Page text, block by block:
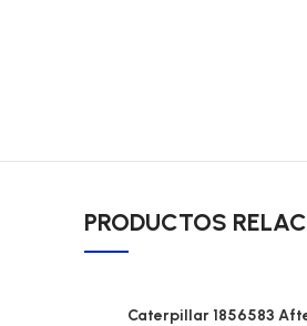
PRODUCTOS
Caterpillar 1856583